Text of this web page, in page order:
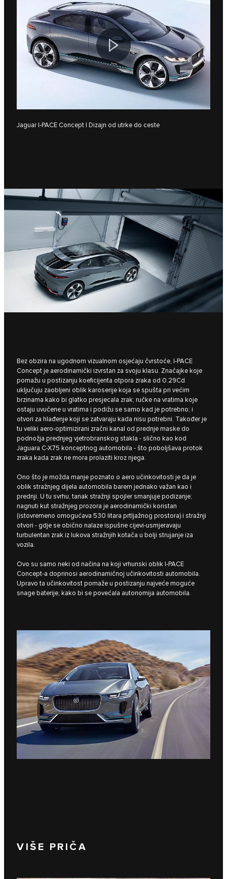
Jaguar I‑PACE Concept | Dizajn od utrke do ceste
Bez obzira na ugodnom vizualnom osjećaju čvrstoće, I‑PACE
Concept je aerodinamički izvrstan za svoju klasu. Značajke koje
pomažu u postizanju koeficijenta otpora zraka od 0.29Cd
uključuju zaobljeni oblik karoserije koja se spušta pri većim
brzinama kako bi glatko presjecala zrak; ručke na vratima koje
ostaju uvučene u vratima i podižu se samo kad je potrebno; i
otvori za hlađenje koji se zatvaraju kada nisu potrebni. Također je
tu veliki aero-optimizirani zračni kanal od prednje maske do
podnožja prednjeg vjetrobranskog stakla - slično kao kod
Jaguara C-X75 konceptnog automobila - što poboljšava protok
zraka kada zrak ne mora prolaziti kroz njega.
Ono što je možda manje poznato o aero učinkovitosti je da je
oblik stražnjeg dijela automobila barem jednako važan kao i
prednji. U tu svrhu, tanak stražnji spojler smanjuje podizanje;
nagnuti kut stražnjeg prozora je aerodinamički koristan
(istovremeno omogućava 530 litara prtljažnog prostora) i stražnji
otvori - gdje se obično nalaze ispušne cijevi-usmjeravaju
turbulentan zrak iz lukova stražnjih kotača u bolji strujanje iza
vozila.
Ovo su samo neki od načina na koji vrhunski oblik I‑PACE
Concept-a doprinosi aerodinamičnoj učinkovitosti automobila.
Upravo ta učinkovitost pomaže u postizanju najveće moguće
snage baterije, kako bi se povećala autonomija automobila.
VIŠE PRIČA